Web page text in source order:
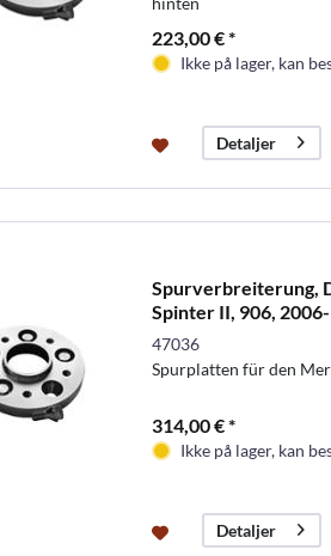
223,00 € *
Ikke på lager, kan
Detaljer
Spurverbreiterung,
Spinter II, 906, 2006-
47036
Spurplatten für den
314,00 € *
Ikke på lager, kan
Detaljer